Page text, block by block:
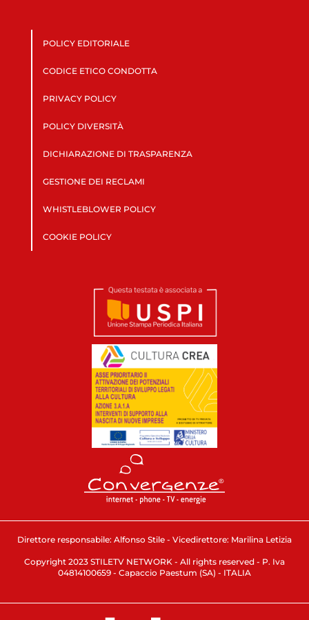
POLICY EDITORIALE
CODICE ETICO CONDOTTA
PRIVACY POLICY
POLICY DIVERSITÀ
DICHIARAZIONE DI TRASPARENZA
GESTIONE DEI RECLAMI
WHISTLEBLOWER POLICY
COOKIE POLICY
Direttore responsabile: Alfonso Stile - Vicedirettore: Marilina Letizia
Copyright 2023 STILETV NETWORK - All rights reserved - P. Iva
04814100659 - Capaccio Paestum (SA) - ITALIA